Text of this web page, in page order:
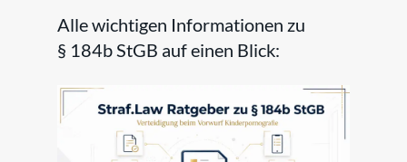
Alle wichtigen Informationen zu
§ 184b StGB auf einen Blick: